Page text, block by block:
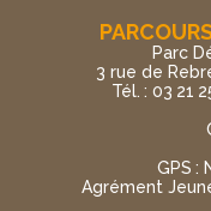
Parc
3 rue de
Tél. : 03 21
GPS :
Agrément